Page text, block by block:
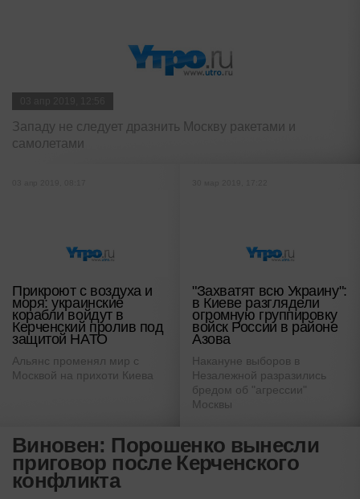
Западу не следует дразнить Москву ракетами и
самолетами
Прикроют с воздуха и
моря: украинские
корабли войдут в
Керченский пролив под
защитой НАТО
Альянс променял мир с
Москвой на прихоти Киева
"Захватят всю Украину":
в Киеве разглядели
огромную группировку
войск России в районе
Азова
Накануне выборов в
Незалежной разразились
бредом об "агрессии"
Москвы
Виновен: Порошенко вынесли
приговор после Керченского
конфликта